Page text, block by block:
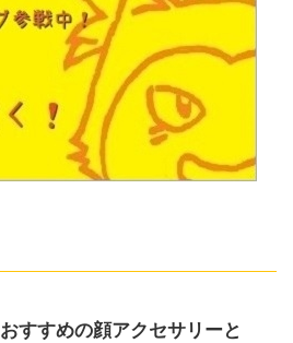
おすすめの顔アクセサリーと